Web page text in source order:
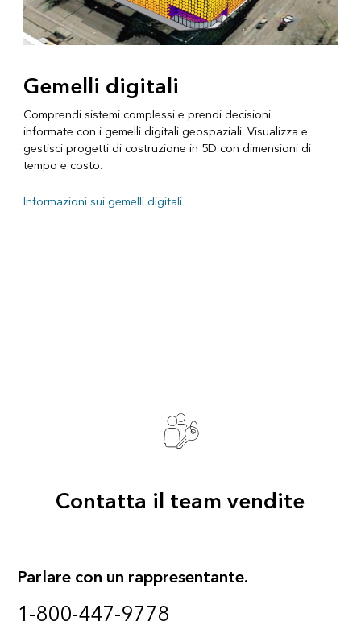
Gemelli digitali
Comprendi sistemi complessi e prendi decisioni
informate con i gemelli digitali geospaziali. Visualizza e
gestisci progetti di costruzione in 5D con dimensioni di
tempo e costo.
Informazioni sui gemelli digitali
Contatta il team vendite
Parlare con un rappresentante.
1-800-447-9778